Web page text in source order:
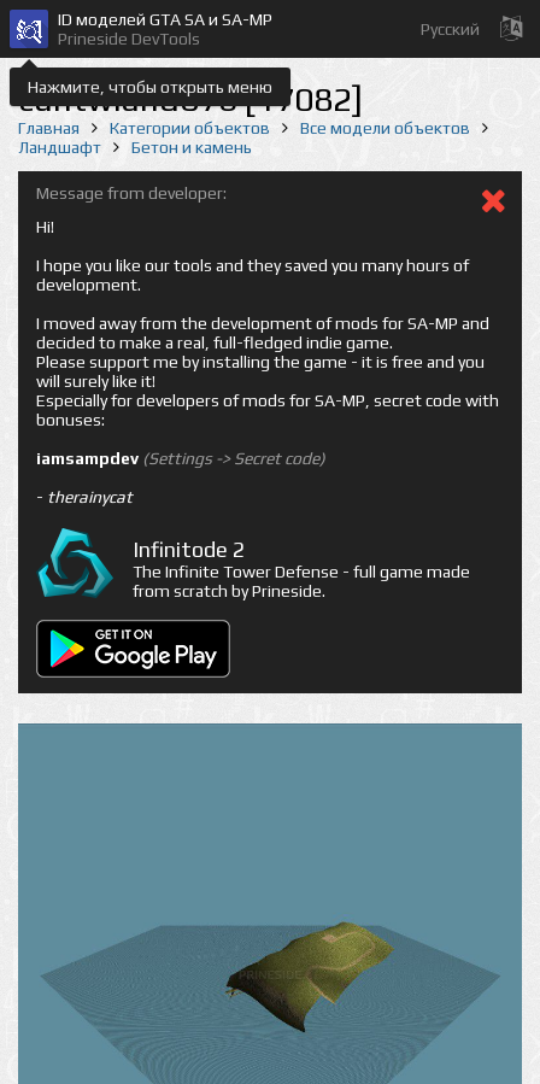
Нажмите, чтобы открыть меню
ID моделей GTA SA и SA-MP
Prineside DevTools
Русский
cuntwland07b [17082]
Главная Категории объектов
Все модели объектов
Ландшафт
Бетон и камень
Message from developer:
Hi!
I hope you like our tools and they saved you many hours of
development.
I moved away from the development of mods for SA-MP and
decided to make a real, full-fledged indie game.
Please support me by installing the game - it is free and you
will surely like it!
Especially for developers of mods for SA-MP, secret code with
bonuses:
iamsampdev (Settings -> Secret code)
- therainycat
Infinitode 2
The Infinite Tower Defense - full game made
from scratch by Prineside.